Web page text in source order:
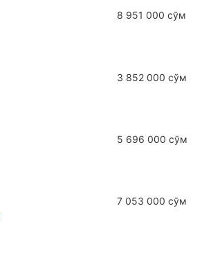
8 951 000 сўм
3 852 000 сўм
5 696 000 сўм
7 053 000 сўм